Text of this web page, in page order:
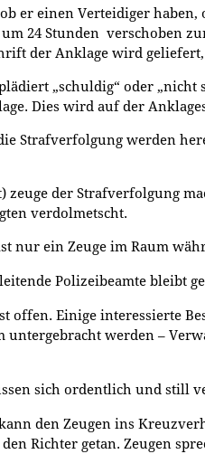
er einen Verteidiger haben,
24 Stunden verschoben
der Anklage wird
„schuldig“ oder „nicht
Dies wird auf der
Strafverfolgung werden
zeuge der Strafverfolgung
verdolmetscht.
nur ein Zeuge im Raum
Polizeibeamte bleibt
offen. Einige interessierte
untergebracht werden –
sich ordentlich und still
den Zeugen ins
Richter getan. Zeugen